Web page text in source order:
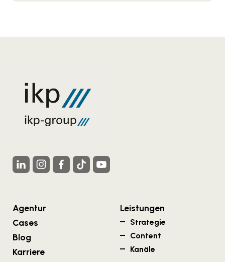
Agentur
Cases
Blog
Karriere
Leistungen
Strategie
Content
Kanäle